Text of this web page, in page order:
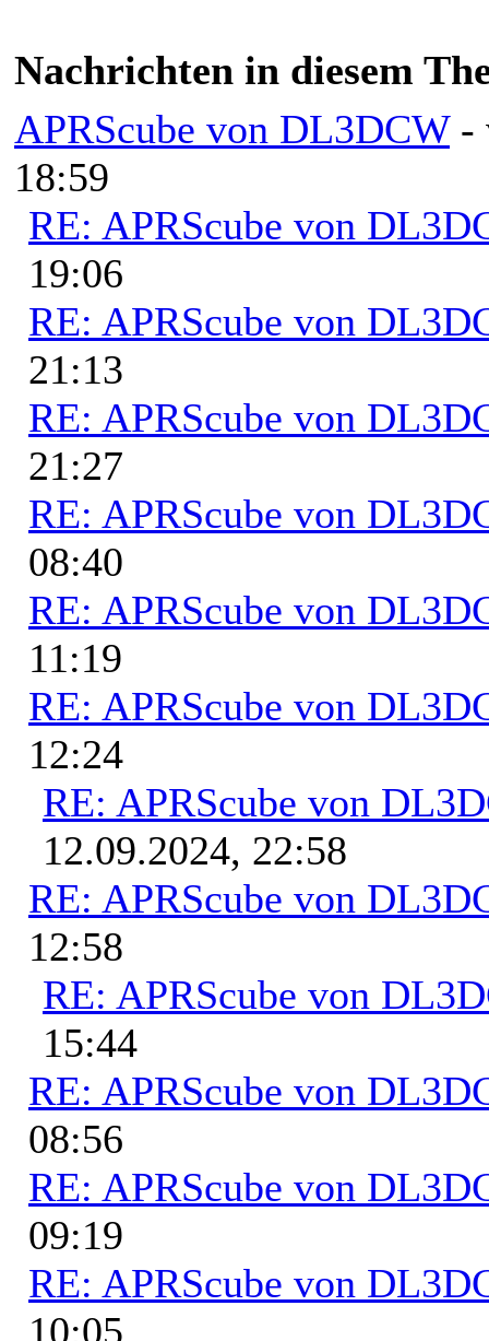
Nachrichten in diesem
APRScube von DL3DCW -
18:59
RE: APRScube von
19:06
RE: APRScube von
21:13
RE: APRScube von
21:27
RE: APRScube von
08:40
RE: APRScube von
11:19
RE: APRScube von
12:24
RE: APRScube von
12.09.2024, 22:58
RE: APRScube von
12:58
RE: APRScube von
15:44
RE: APRScube von
08:56
RE: APRScube von
09:19
RE: APRScube von
10:05